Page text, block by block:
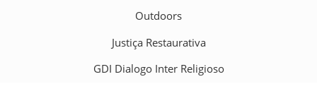
Outdoors
Justiça Restaurativa
GDI Dialogo Inter Religioso